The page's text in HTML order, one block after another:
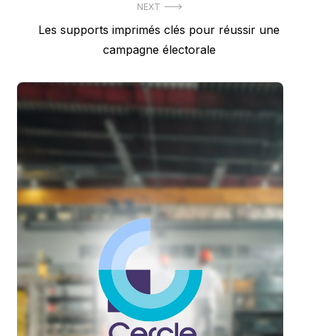
NEXT
NextLes supports imprimés clés pour réussir une
campagne électorale